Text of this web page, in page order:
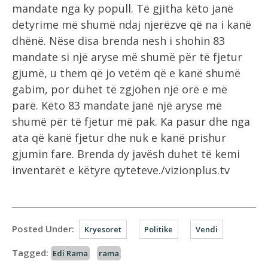
mandate nga ky popull. Të gjitha këto janë
detyrime më shumë ndaj njerëzve që na i kanë
dhënë. Nëse disa brenda nesh i shohin 83
mandate si një aryse më shumë për të fjetur
gjumë, u them që jo vetëm që e kanë shumë
gabim, por duhet të zgjohen një orë e më
parë. Këto 83 mandate janë një aryse më
shumë për të fjetur më pak. Ka pasur dhe nga
ata që kanë fjetur dhe nuk e kanë prishur
gjumin fare. Brenda dy javësh duhet të kemi
inventarët e këtyre qyteteve./vizionplus.tv
Posted Under: Kryesoret Politike Vendi
Tagged: Edi Rama rama